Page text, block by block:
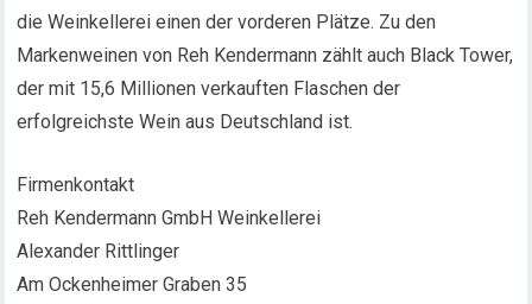
die Weinkellerei einen der vorderen Plätze. Zu den
Markenweinen von Reh Kendermann zählt auch Black Tower,
der mit 15,6 Millionen verkauften Flaschen der
erfolgreichste Wein aus Deutschland ist.
Firmenkontakt
Reh Kendermann GmbH Weinkellerei
Alexander Rittlinger
Am Ockenheimer Graben 35